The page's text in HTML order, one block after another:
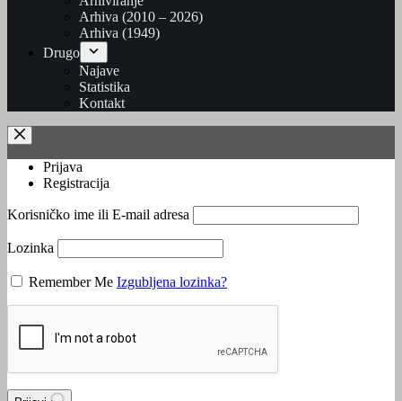
Arhiva (2010 – 2026)
Arhiva (1949)
Drugo
Najave
Statistika
Kontakt
Prijava
Registracija
Korisničko ime ili E-mail adresa
Lozinka
Remember Me Izgubljena lozinka?